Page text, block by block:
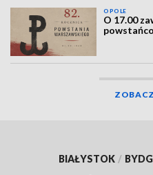
OPOLE
O 17.00
BIAŁYSTOK /